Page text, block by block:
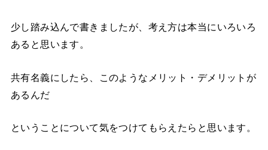
少し踏み込んで書きましたが、考え方は本当にいろいろ
あると思います。
共有名義にしたら、このようなメリット・デメリットが
あるんだ
ということについて気をつけてもらえたらと思います。